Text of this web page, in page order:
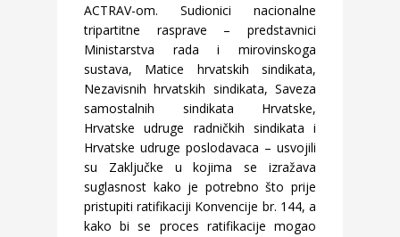
ACTRAV-om. Sudionici nacionalne
tripartitne rasprave – predstavnici
Ministarstva rada i mirovinskoga
sustava, Matice hrvatskih sindikata,
Nezavisnih hrvatskih sindikata, Saveza
samostalnih sindikata Hrvatske,
Hrvatske udruge radničkih sindikata i
Hrvatske udruge poslodavaca – usvojili
su Zaključke u kojima se izražava
suglasnost kako je potrebno što prije
pristupiti ratifikaciji Konvencije br. 144, a
kako bi se proces ratifikacije mogao